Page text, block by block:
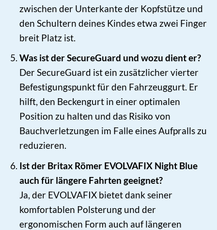
zwischen der Unterkante der Kopfstütze und
den Schultern deines Kindes etwa zwei Finger
breit Platz ist.
Was ist der SecureGuard und wozu dient er?
Der SecureGuard ist ein zusätzlicher vierter
Befestigungspunkt für den Fahrzeuggurt. Er
hilft, den Beckengurt in einer optimalen
Position zu halten und das Risiko von
Bauchverletzungen im Falle eines Aufpralls zu
reduzieren.
Ist der Britax Römer EVOLVAFIX Night Blue
auch für längere Fahrten geeignet?
Ja, der EVOLVAFIX bietet dank seiner
komfortablen Polsterung und der
ergonomischen Form auch auf längeren